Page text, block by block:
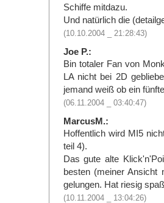
Schiffe mitdazu.
Und natürlich die
(10.10.2004 _ 21:28:43)
Joe P.:
Bin totaler Fan von
LA nicht bei 2D
jemand weiß ob ein
(06.11.2004 _ 03:40:47)
MarcusM.:
Hoffentlich wird MI5
teil 4).
Das gute alte
besten (meiner
gelungen. Hat riesig
(10.11.2004 _ 13:04:26)